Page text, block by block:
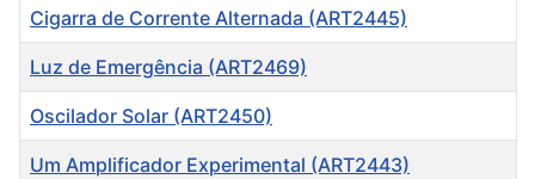
Cigarra de Corrente Alternada (ART2445)
Luz de Emergência (ART2469)
Oscilador Solar (ART2450)
Um Amplificador Experimental (ART2443)